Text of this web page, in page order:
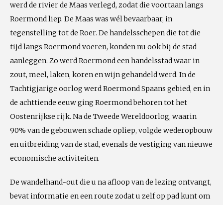
werd de rivier de Maas verlegd, zodat die voortaan langs
Roermond liep. De Maas was wél bevaarbaar, in
tegenstelling tot de Roer. De handelsschepen die tot die
tijd langs Roermond voeren, konden nu ook bij de stad
aanleggen. Zo werd Roermond een handelsstad waar in
zout, meel, laken, koren en wijn gehandeld werd. In de
Tachtigjarige oorlog werd Roermond Spaans gebied, en in
de achttiende eeuw ging Roermond behoren tot het
Oostenrijkse rijk. Na de Tweede Wereldoorlog, waarin
90% van de gebouwen schade opliep, volgde wederopbouw
en uitbreiding van de stad, evenals de vestiging van nieuwe
economische activiteiten.
De wandelhand-out die u na afloop van de lezing ontvangt,
bevat informatie en een route zodat u zelf op pad kunt om